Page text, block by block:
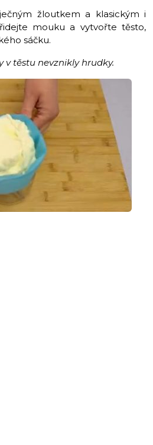
žloutkem a klasickým i
mouku a vytvořte těsto,
sáčku.
v těstu nevznikly hrudky.